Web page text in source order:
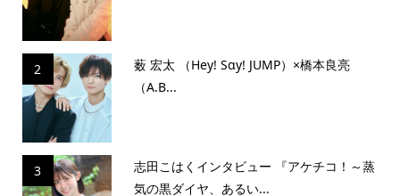
2
薮 宏太 （Hey! Sɑy! JUMP）×橋本良亮
（A.B...
3
志田こはくインタビュー 『アケチコ！～蒸
気の黒ダイヤ、あるい...